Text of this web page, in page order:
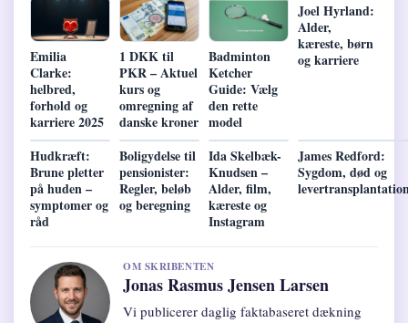
Emilia
Clarke:
helbred,
forhold og
karriere 2025
1 DKK til
PKR – Aktuel
kurs og
omregning af
danske kroner
Badminton
Ketcher
Guide: Vælg
den rette
model
Joel Hyrland:
Alder,
kæreste, børn
og karriere
Hudkræft:
Brune pletter
på huden –
symptomer og
råd
Boligydelse til
pensionister:
Regler, beløb
og beregning
Ida Skelbæk-
Knudsen –
Alder, film,
kæreste og
Instagram
James Redford:
Sygdom, død og
OM SKRIBENTEN
Jonas Rasmus Jensen Larsen
Vi publicerer daglig faktabaseret dækning